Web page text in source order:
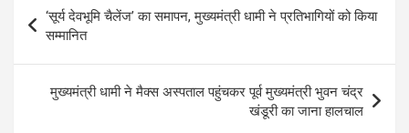
navigation
‘सूर्य देवभूमि चैलेंज’ का समापन, मुख्यमंत्री धामी ने प्रतिभागियों को किया
सम्मानित
मुख्यमंत्री धामी ने मैक्स अस्पताल पहुंचकर पूर्व मुख्यमंत्री भुवन चंद्र
खंडूरी का जाना हालचाल